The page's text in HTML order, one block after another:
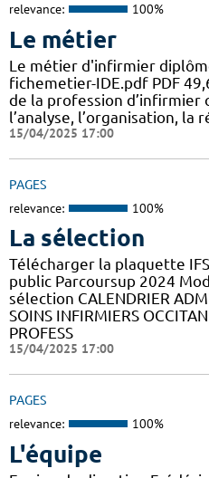
relevance: 100%
Le métier
Le métier d'infirmier
fichemetier-IDE.pdf PDF
de la profession d’infirmier
l’analyse, l’organisation, la
15/04/2025 17:00
PAGES
relevance: 100%
La sélection
Télécharger la plaquette
public Parcoursup 2024
sélection CALENDRIER
SOINS INFIRMIERS
PROFESS
15/04/2025 17:00
PAGES
relevance: 100%
L'équipe